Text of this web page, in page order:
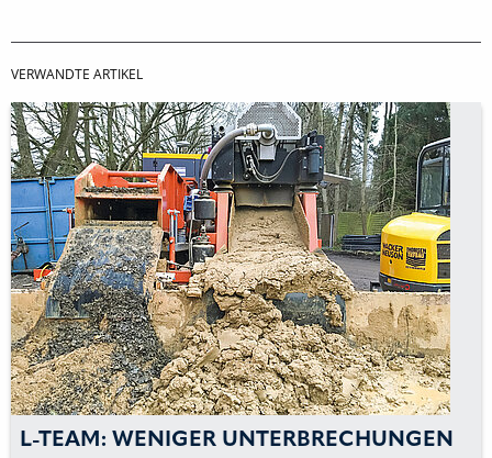
VERWANDTE ARTIKEL
L-TEAM: WENIGER UNTERBRECHUNGEN